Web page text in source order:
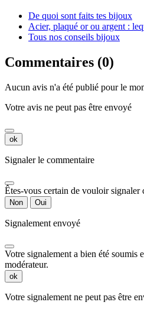
De quoi sont faits tes bijoux
Acier, plaqué or ou argent :
Tous nos conseils bijoux
Commentaires (0)
Aucun avis n'a été publié pour le
Votre avis ne peut pas être envoyé
ok
Signaler le commentaire
Êtes-vous certain de vouloir signaler
Non Oui
Signalement envoyé
Votre signalement a bien été soumis
modérateur.
ok
Votre signalement ne peut pas être